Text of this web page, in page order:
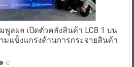
ลผล เปิดตัวคลังสินค้า LCB 1 บน
มแข็งแกร่งด้านการกระจายสินค้า
0